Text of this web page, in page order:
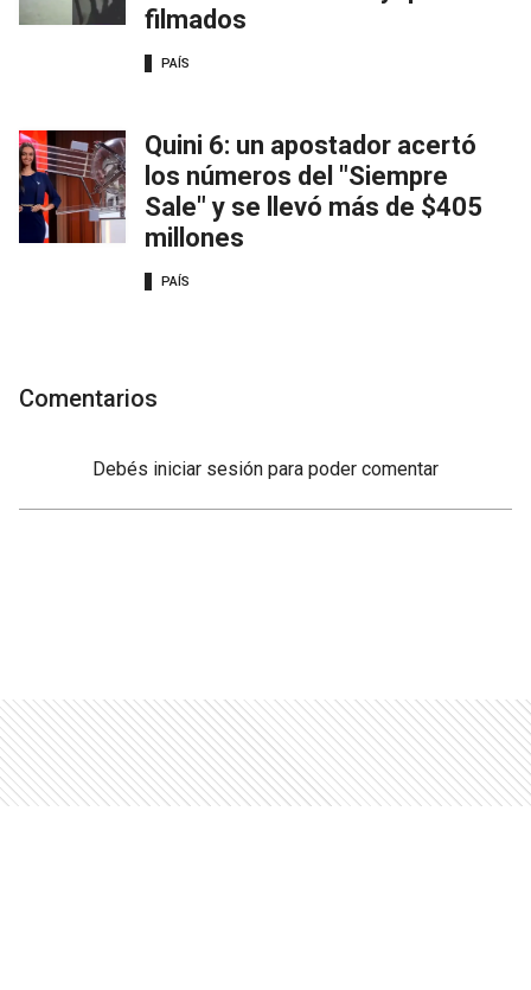
filmados
PAÍS
Quini 6: un apostador acertó
los números del "Siempre
Sale" y se llevó más de $405
millones
PAÍS
Comentarios
Debés iniciar sesión para poder comentar